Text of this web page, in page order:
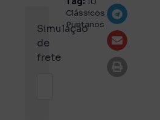
Simulação
de
frete
Clássicos
Puritanos